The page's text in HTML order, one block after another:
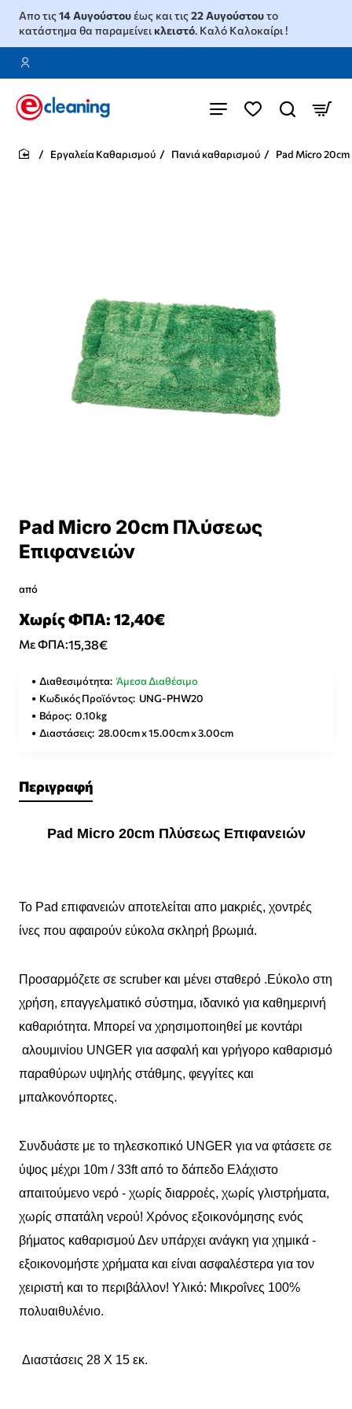
Απο τις14 Αυγούστουέως και τις22 Αυγούστουτο
κατάστημα θα παραμείνεικλειστό. Καλό Καλοκαίρι !
Εργαλεία Καθαρισμού Πανιά καθαρισμού Pad Micro
Pad Micro 20cm Πλύσεως
Επιφανειών
από
Με ΦΠΑ:15,38€
Χωρίς ΦΠΑ: 12,40€
Διαθεσιμότητα: Άμεσα Διαθέσιμο
Κωδικός Προϊόντος: UNG-PHW20
Βάρος: 0.10kg
Διαστάσεις: 28.00cm x 15.00cm x 3.00cm
Περιγραφή
Pad Micro 20cm Πλύσεως Επιφανειών
Το Pad επιφανειών αποτελείται απο μακριές, χοντρές
ίνες που αφαιρούν εύκολα σκληρή βρωμιά.
Προσαρμόζετε σε scruber και μένει σταθερό .Εύκολο στη
χρήση, επαγγελματικό σύστημα, ιδανικό για καθημερινή
καθαριότητα. Μπορεί να χρησιμοποιηθεί με κοντάρι
αλουμινίου UNGER για ασφαλή και γρήγορο καθαρισμό
παραθύρων υψηλής στάθμης, φεγγίτες και
μπαλκονόπορτες.
Συνδυάστε με το τηλεσκοπικό UNGER για να φτάσετε σε
ύψος μέχρι 10m / 33ft από το δάπεδο Ελάχιστο
απαιτούμενο νερό - χωρίς διαρροές, χωρίς γλιστρήματα,
χωρίς σπατάλη νερού! Χρόνος εξοικονόμησης ενός
βήματος καθαρισμού Δεν υπάρχει ανάγκη για χημικά -
εξοικονομήστε χρήματα και είναι ασφαλέστερα για τον
χειριστή και το περιβάλλον! Υλικό: Μικροΐνες 100%
πολυαιθυλένιο.
Διαστάσεις 28 Χ 15 εκ.